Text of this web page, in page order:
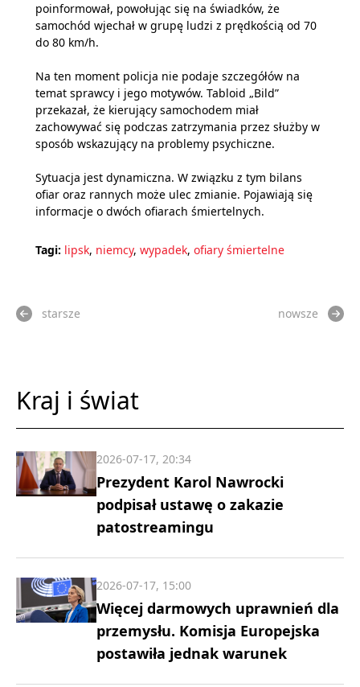
poinformował, powołując się na świadków, że
samochód wjechał w grupę ludzi z prędkością od 70
do 80 km/h.
Na ten moment policja nie podaje szczegółów na
temat sprawcy i jego motywów. Tabloid „Bild”
przekazał, że kierujący samochodem miał
zachowywać się podczas zatrzymania przez służby w
sposób wskazujący na problemy psychiczne.
Sytuacja jest dynamiczna. W związku z tym bilans
ofiar oraz rannych może ulec zmianie. Pojawiają się
informacje o dwóch ofiarach śmiertelnych.
Tagi: lipsk, niemcy, wypadek, ofiary śmiertelne
starsze nowsze
Kraj i świat
Prezydent Karol Nawrocki
podpisał ustawę o zakazie
patostreamingu
2026-07-17, 20:34
Więcej darmowych uprawnień dla
przemysłu. Komisja Europejska
postawiła jednak warunek
2026-07-17, 15:00